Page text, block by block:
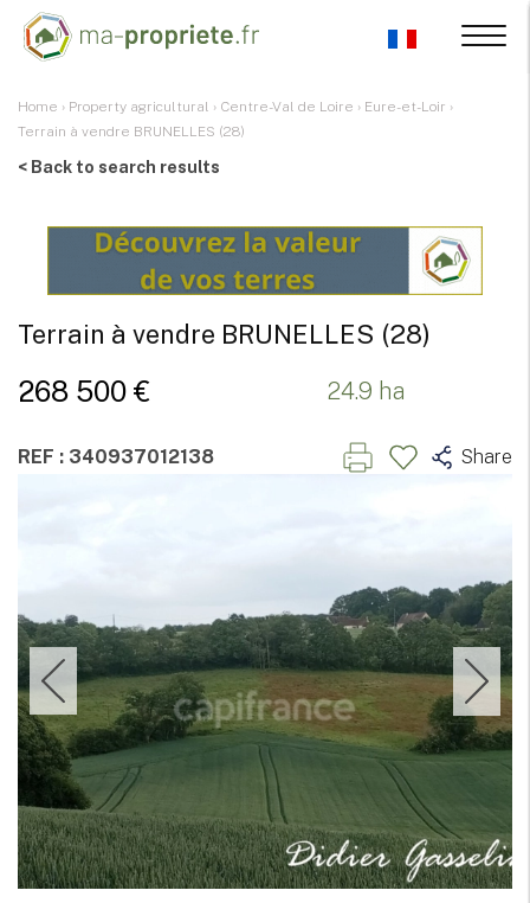
Home › Property agricultural › Centre-Val de Loire › Eure-et-Loir ›
Terrain à vendre BRUNELLES (28)
< Back to search results
Terrain à vendre BRUNELLES (28)
268 500 € 24.9 ha
REF : 340937012138 Share